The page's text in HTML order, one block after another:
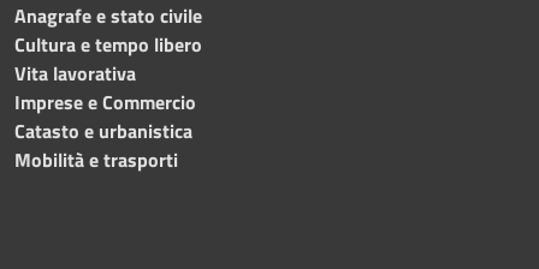
Anagrafe e stato civile
Cultura e tempo libero
Vita lavorativa
Imprese e Commercio
Catasto e urbanistica
Mobilità e trasporti